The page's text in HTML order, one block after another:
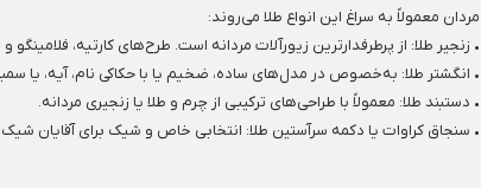
مردان معمولاً به سراغ این انواع طلا می‌روند:
• زنجیر طلا: از پرطرفدارترین زیورآلات مردانه است. طرح‌های کارتیه،
• انگشتر طلا: به‌خصوص در مدل‌های ساده، ضخیم یا با حکاکی نام، آیه، یا
• دستبند طلا: معمولاً با طراحی‌های ترکیبی از چرم و طلا یا زنجیری مردانه.
• سنجاق کراوات یا دکمه سرآستین طلا: انتخابی خاص و شیک برای آقایان